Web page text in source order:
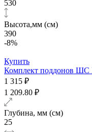
530
Высота,мм (см)
390
-8%
Купить
Комплект поддонов ШС
1 315 ₽
1 209.80 ₽
Глубина, мм (см)
25